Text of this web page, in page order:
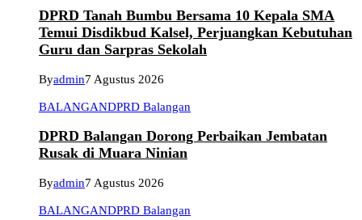
DPRD Tanah Bumbu Bersama 10 Kepala SMA
Temui Disdikbud Kalsel, Perjuangkan Kebutuhan
Guru dan Sarpras Sekolah
Byadmin7 Agustus 2026
BALANGANDPRD Balangan
DPRD Balangan Dorong Perbaikan Jembatan
Rusak di Muara Ninian
Byadmin7 Agustus 2026
BALANGANDPRD Balangan